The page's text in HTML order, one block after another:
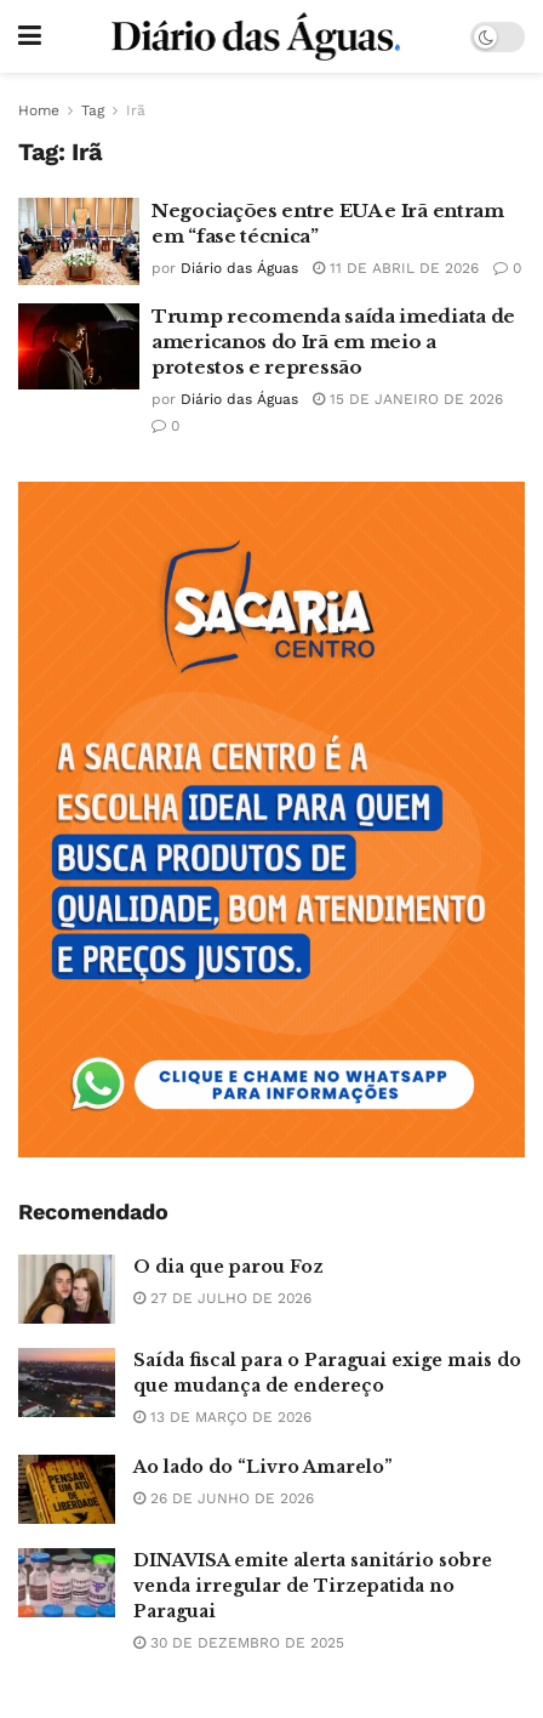
Home Tag Irã
Tag: Irã
Negociações entre EUA e Irã entram
em “fase técnica”
por Diário das Águas 11 DE ABRIL DE 2026 0
Trump recomenda saída imediata de
americanos do Irã em meio a
protestos e repressão
por Diário das Águas
15 DE JANEIRO DE 2026
0
Recomendado
O dia que parou Foz
27 DE JULHO DE 2026
Saída fiscal para o Paraguai exige mais do
que mudança de endereço
13 DE MARÇO DE 2026
Ao lado do “Livro Amarelo”
26 DE JUNHO DE 2026
DINAVISA emite alerta sanitário sobre
venda irregular de Tirzepatida no
Paraguai
30 DE DEZEMBRO DE 2025